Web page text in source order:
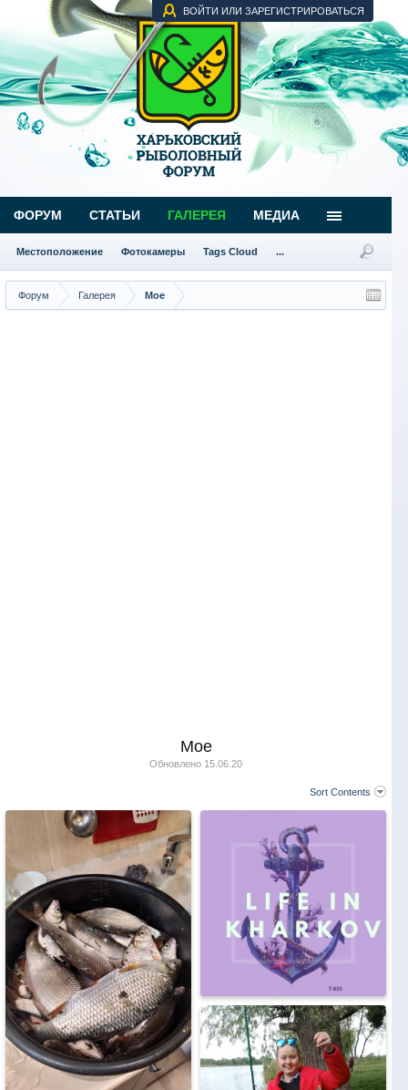
ВОЙТИ ИЛИ ЗАРЕГИСТРИРОВАТЬСЯ
Форум Галерея Мое
Мое
Обновлено 15.06.20
Sort Contents
ФОРУМ СТАТЬИ ГАЛЕРЕЯ
Местоположение Фотокамеры Tags Cloud ...
МЕДИА